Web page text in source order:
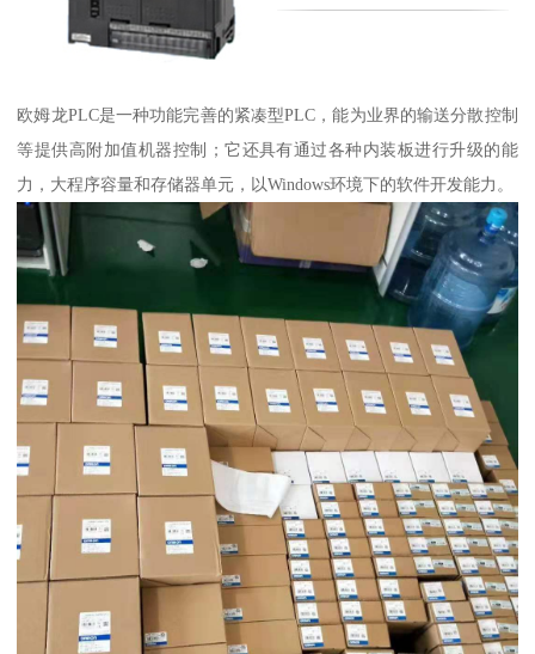
欧姆龙PLC是一种功能完善的紧凑型PLC，能为业界的输送分散控制
等提供高附加值机器控制；它还具有通过各种内装板进行升级的能
力，大程序容量和存储器单元，以Windows环境下的软件开发能力。